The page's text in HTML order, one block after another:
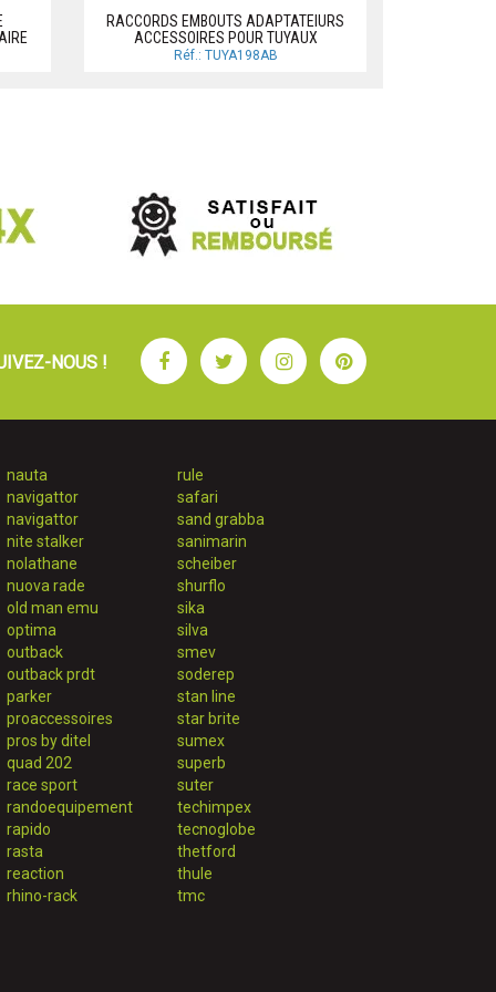
RACCORDS EMBOUTS ADAPTATEIURS
ACCESSOIRES POUR TUYAUX
Réf.: TUYA198AB
NOUS ! FacebookTwitterInstagramPinterest
nauta
navigattor
navigattor
nite stalker
nolathane
nuova rade
old man emu
optima
outback
outback prdt
parker
proaccessoires
pros by ditel
quad 202
race sport
randoequipement
rapido
rasta
reaction
rhino-rack
rule
safari
sand grabba
sanimarin
scheiber
shurflo
sika
silva
smev
soderep
stan line
star brite
sumex
superb
suter
techimpex
tecnoglobe
thetford
thule
tmc